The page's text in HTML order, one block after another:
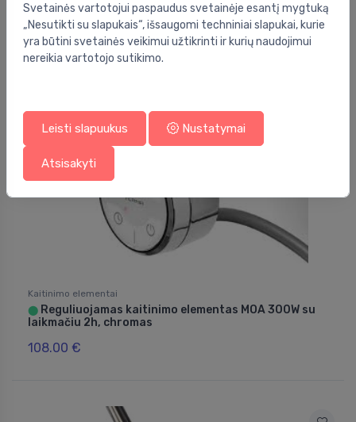
400W,su spyraliniu laidu, baltas
112.00 €
Kaitinimo elementai
⬤ Reguliuojamas kaitinimo elementas MOA 300W su
laikmačiu 2h, chromas
108.00 €
Svetainės vartotojui paspaudus svetainėje esantį mygtuką
„Nesutikti su slapukais“, išsaugomi techniniai slapukai, kurie
yra būtini svetainės veikimui užtikrinti ir kurių naudojimui
nereikia vartotojo sutikimo.
Leisti slapuukus Nustatymai
Atsisakyti